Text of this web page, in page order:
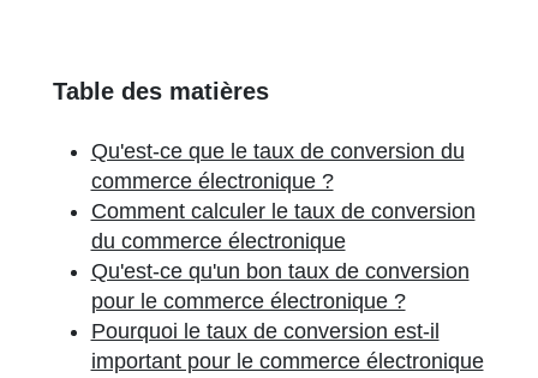
Table des matières
Qu'est-ce que le taux de conversion du
commerce électronique ?
Comment calculer le taux de conversion
du commerce électronique
Qu'est-ce qu'un bon taux de conversion
pour le commerce électronique ?
Pourquoi le taux de conversion est-il
important pour le commerce électronique